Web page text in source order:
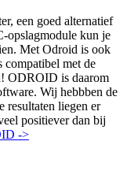
een goed alternatief
opslagmodule kun je
Met Odroid is ook
met de
ODROID is daarom
Wij hebbben de
resultaten liegen er
positiever dan bij
->